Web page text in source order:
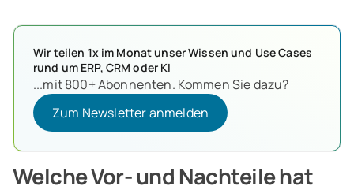
Wir teilen 1x im Monat unser Wissen und Use Cases
rund um ERP, CRM oder KI
...mit 800+ Abonnenten. Kommen Sie dazu?
Zum Newsletter anmelden
Welche Vor- und Nachteile hat